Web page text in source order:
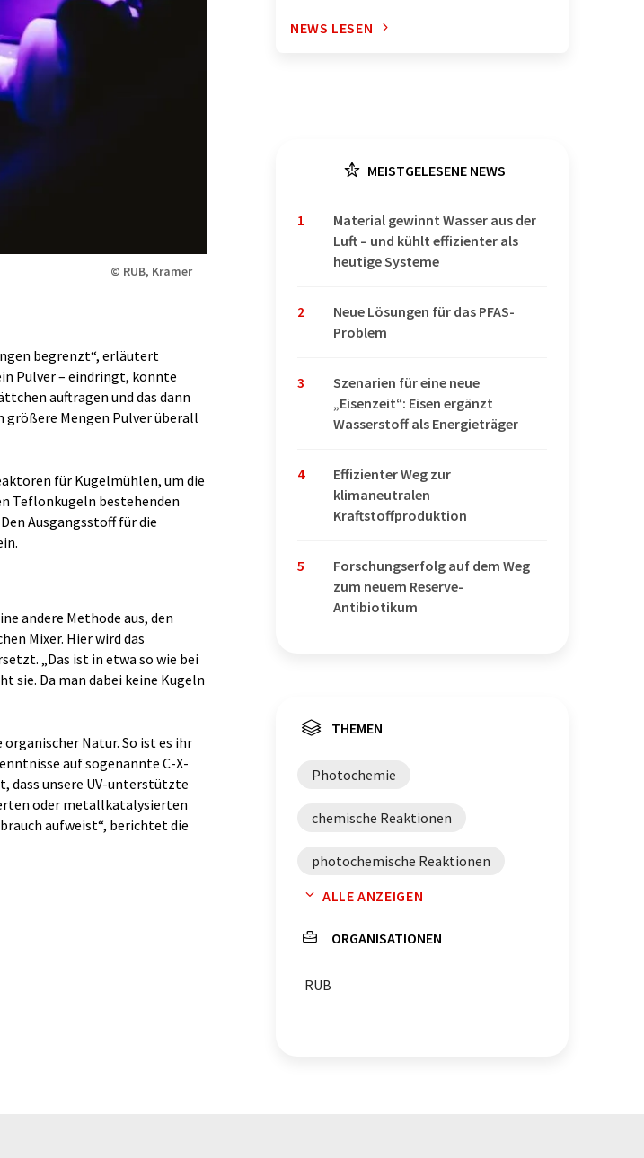
© RUB, Kramer
begrenzt“, erläutert
Pulver – eindringt, konnte
auftragen und das dann
größere Mengen Pulver überall
für Kugelmühlen, um die
Teflonkugeln bestehenden
Ausgangsstoff für die
andere Methode aus, den
Mixer. Hier wird das
„Das ist in etwa so wie bei
sie. Da man dabei keine Kugeln
Natur. So ist es ihr
auf sogenannte C-X-
dass unsere UV-unterstützte
oder metallkatalysierten
aufweist“, berichtet die
NEWS LESEN
MEISTGELESENE NEWS
1
Material gewinnt Wasser aus der
Luft – und kühlt effizienter als
heutige Systeme
2
Neue Lösungen für das PFAS-
Problem
3
Szenarien für eine neue
„Eisenzeit“: Eisen ergänzt
Wasserstoff als Energieträger
4
Effizienter Weg zur
klimaneutralen
Kraftstoffproduktion
5
Forschungserfolg auf dem Weg
zum neuem Reserve-
Antibiotikum
THEMEN
Photochemie
chemische Reaktionen
photochemische Reaktionen
Fotoreaktoren
Graphen-Nanobänder
Mechanochemie
ALLE ANZEIGEN
ORGANISATIONEN
RUB